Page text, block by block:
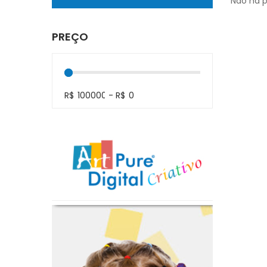
PREÇO
R$ - R$